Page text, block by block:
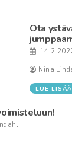
Ota
Nina
LUE LISÄÄ